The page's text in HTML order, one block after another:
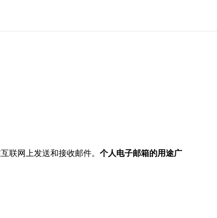
联网上发送和接收邮件。个人电子邮箱的用途广